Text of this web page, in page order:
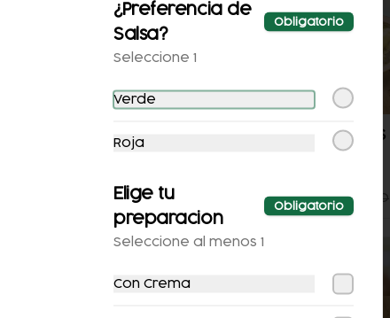
COMBO TOÑO
$182.00 $212.00
TOÑOSUIZAS
$128.00$158.00
¿Preferencia de
Salsa?
Obligatorio
Seleccione 1
Verde
Roja
Elige tu
preparacion
Obligatorio
Seleccione al menos 1
Con Crema